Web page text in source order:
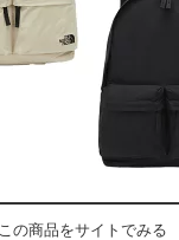
この商品をサイトでみる